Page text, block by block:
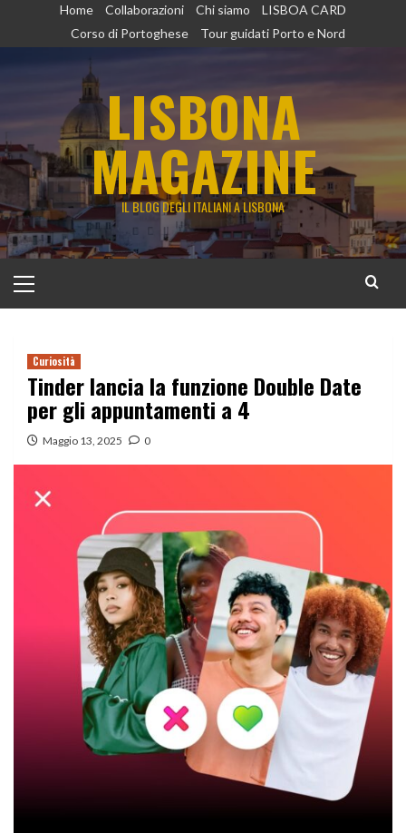
Home Collaborazioni Chi siamo
LISBOA CARD
Corso di Portoghese
Tour guidati Porto e Nord
LISBONA
MAGAZINE
IL BLOG DEGLI ITALIANI A LISBONA
principale
Curiosità
Tinder lancia la funzione Double Date
per gli appuntamenti a 4
Maggio 13, 2025 0